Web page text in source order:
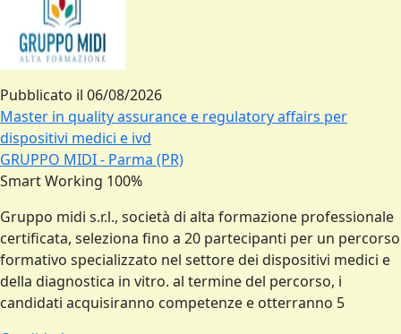
Pubblicato il 06/08/2026
Master in quality assurance e regulatory affairs per
dispositivi medici e ivd
GRUPPO MIDI - Parma (PR)
Smart Working 100%
Gruppo midi s.r.l., società di alta formazione professionale
certificata, seleziona fino a 20 partecipanti per un percorso
formativo specializzato nel settore dei dispositivi medici e
della diagnostica in vitro. al termine del percorso, i
candidati acquisiranno competenze e otterranno 5